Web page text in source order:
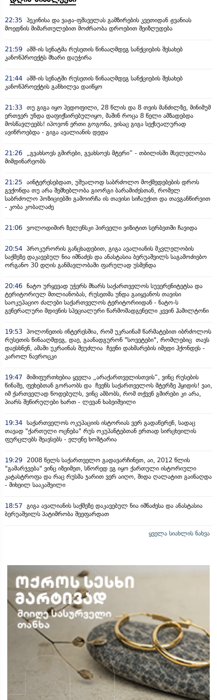
22:35 პეკინისა და ვაჟა-ფშაველას გამზირების კვეთიდან ჟვანიას
მოედნის მიმართულებით მოძრაობა დროებით შეიზღუდება
21:59 აშშ-ის სენატმა რუსეთის წინააღმდეგ სანქციების შესახებ
კანონპროექტს მხარი დაუჭირა
21:44 აშშ-ის სენატში რუსეთის წინააღმდეგ სანქციების შესახებ
კანონპროექტის განხილვა დაიწყო
21:33 თუ გიგა იყო პედოფილი, 28 წლის და 8 თვის მანძილზე, მინიმუმ
ერთჯერ უნდა დაფიქსირებულიყო, მაშინ როცა 8 წელი ამზადებდა
მოსწავლეებს! იპოვონ ერთი გოგონა, ვისაც გიგა სექსუალურად
ავიწროებდა - გიგა ავალიანის დედა
21:26
„გვახსოვს გმირები, გვახსოვს მტერი” - თბილისში მსვლელობა
მიმდინარეობს
21:25 აინტერესებდათ, უშუალოდ საბრძოლო მოქმედებების დროს
გვქონდა თუ არა შემხებლობა გიორგი ბარამიძესთან, რომელ
საბრძოლო პოზიციებში გამოირჩა ის თავისი სიჩაუქით და თავგანწირვით
- კობა კობალაძე
21:06 ვოლოდიმირ ზელენსკი პირველი ვიზიტით სერბეთში ჩავიდა
20:54 პროკურორის განცხადებით, გიგა ავალიანის მკვლელობის
საქმეზე დაკავებულ ნია იმნაძეს და ანასტასია ბერუაშვილს საგამოძიებო
ორგანო 30 დღის განმავლობაში ფარულად უსმენდა
20:46 ნატო ურყევად უჭერს მხარს საქართველოს სუვერენიტეტსა და
ტერიტორიულ მთლიანობას, რუსეთმა უნდა გაიყვანოს თავისი
საოკუპაციო ძალები საქართველოს ტერიტორიიდან - ნატო-ს
გენერალური მდივნის სპეციალური წარმომადგენელი კევინ ჰამილტონი
19:53 პოლონეთის ინტერესშია, რომ უკრაინამ წარმატებით იბრძოლოს
რუსეთის წინააღმდეგ, დაე, გაანადგურონ "სოვეტები", რომლებიც თავს
დაესხნენ, ამაში უკრაინას შეუძლია ჩვენი დახმარების იმედი ჰქონდეს -
კაროლ ნავროცკი
19:47 მიმიფურთხებია ყველა „არაქართველისთვის“, ვინც რუსების
წინაშე, ფეხებთან გორაობს და ჩვენს საქართველოს მტერზე ჰყიდის! ვაი,
იმ ქართველად წოდებულს, ვინც ამბობს, რომ თქვენ გმირები კი არა,
პიარს შეწირულები ხართ - ლევან ხაბეიშვილი
19:34 საქართველოს ოკუპაციის ისტორიას ვერ გადაწერენ, სადაც
თავად "ქართული ოცნება" რუს ოკუპანტებთან ერთად სირცხვილის
ფურცლებს შეავსებს - ელენე ხოშტარია
19:29
2008 წელს საქართველო გადავარჩინეთ, აი, 2012 წლის
"გამარჯვება" ვინც იზეიმეთ, სწორედ ეგ იყო ქართული ისტორიული
კატასტროფა და რაც რუსმა ჯარით ვერ აიღო, შიდა ღალატით გაინაღდა
- მიხეილ სააკაშვილი
18:57 გიგა ავალიანის საქმეზე დაკავებულ ნია იმნაძესა და ანასტასია
ბერუაშვილს პატიმრობა შეეფარდათ
ყველა სიახლის ნახვა